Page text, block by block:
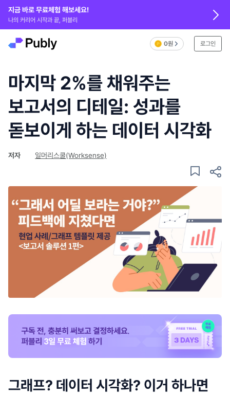
지금 바로 무료체험 해보세요!
나의 커리어 시작과 끝, 퍼블리
0원 로그인
마지막 2%를 채워주는
보고서의 디테일: 성과를
돋보이게 하는 데이터 시각화
저자 일머리스쿨(Worksense)
그래프? 데이터 시각화? 이거 하나면